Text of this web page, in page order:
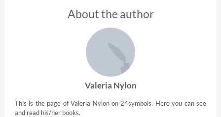
About the author
Valeria Nylon
This is the page of Valeria Nylon on 24symbols. Here you can see
and read his/her books.